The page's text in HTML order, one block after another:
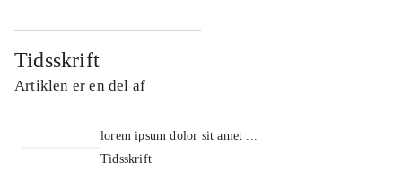
Tidsskrift
Artiklen er en del af
lorem ipsum dolor sit amet ...
Tidsskrift